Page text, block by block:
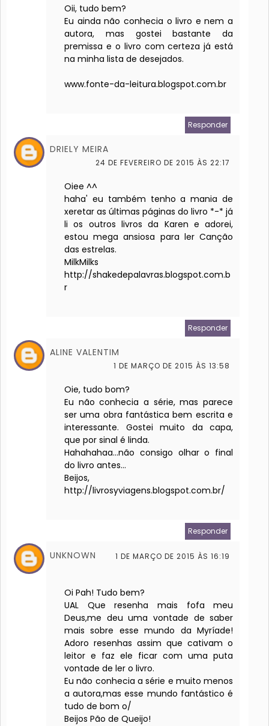
Oii, tudo bem?
Eu ainda não conhecia o livro e nem a
autora, mas gostei bastante da
premissa e o livro com certeza já está
na minha lista de desejados.
www.fonte-da-leitura.blogspot.com.br
Responder
DRIELY MEIRA
24 DE FEVEREIRO DE 2015 ÀS 22:17
Oiee ^^
haha' eu também tenho a mania de
xeretar as últimas páginas do livro *-* já
li os outros livros da Karen e adorei,
estou mega ansiosa para ler Canção
das estrelas.
MilkMilks
http://shakedepalavras.blogspot.com.b
r
Responder
ALINE VALENTIM
1 DE MARÇO DE 2015 ÀS 13:58
Oie, tudo bom?
Eu não conhecia a série, mas parece
ser uma obra fantástica bem escrita e
interessante. Gostei muito da capa,
que por sinal é linda.
Hahahahaa...não consigo olhar o final
do livro antes...
Beijos,
http://livrosyviagens.blogspot.com.br/
Responder
UNKNOWN 1 DE MARÇO DE 2015 ÀS 16:19
Oi Pah! Tudo bem?
UAL Que resenha mais fofa meu
Deus,me deu uma vontade de saber
mais sobre esse mundo da Myríade!
Adoro resenhas assim que cativam o
leitor e faz ele ficar com uma puta
vontade de ler o livro.
Eu não conhecia a série e muito menos
a autora,mas esse mundo fantástico é
tudo de bom o/
Beijos Pão de Queijo!